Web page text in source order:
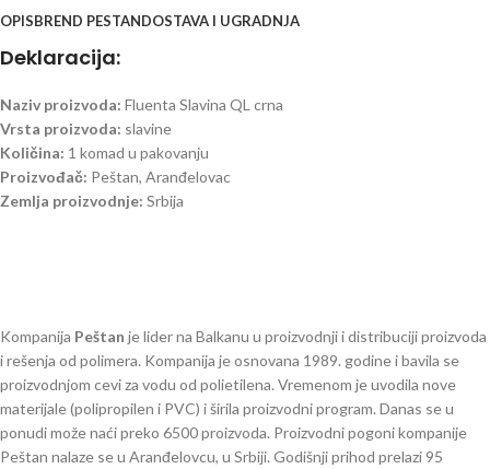
OPISBREND PESTANDOSTAVA I UGRADNJA
Deklaracija:
Naziv proizvoda: Fluenta Slavina QL crna
Vrsta proizvoda: slavine
Količina: 1 komad u pakovanju
Proizvođač: Peštan, Aranđelovac
Zemlja proizvodnje: Srbija
Kompanija Peštan je lider na Balkanu u proizvodnji i distribuciji proizvoda
i rešenja od polimera. Kompanija je osnovana 1989. godine i bavila se
proizvodnjom cevi za vodu od polietilena. Vremenom je uvodila nove
materijale (polipropilen i PVC) i širila proizvodni program. Danas se u
ponudi može naći preko 6500 proizvoda. Proizvodni pogoni kompanije
Peštan nalaze se u Aranđelovcu, u Srbiji. Godišnji prihod prelazi 95